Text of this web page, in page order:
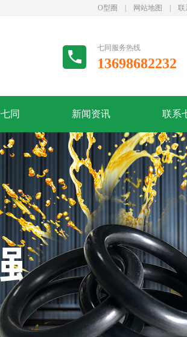
O型圈 网站地图 联
七同服务热线
13698682232
同 新闻资讯 联系